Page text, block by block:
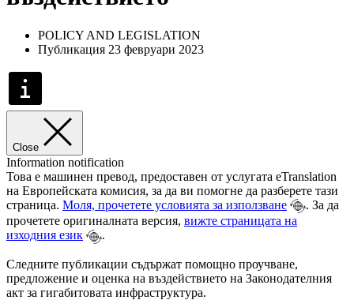
POLICY AND LEGISLATION
Публикация 23 февруари 2023
Close
Information notification
Това е машинен превод, предоставен от услугата eTranslation
на Европейската комисия, за да ви помогне да разберете тази
страница. Моля, прочетете условията за използване
. За да
прочетете оригиналната версия, вижте страницата на
изходния език
.
Следните публикации съдържат помощно проучване,
предложение и оценка на въздействието на Законодателния
акт за гигабитовата инфраструктура.